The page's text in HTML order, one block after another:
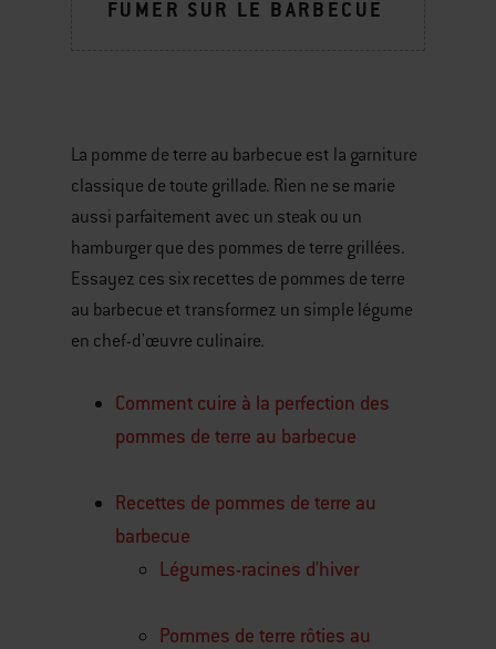
FUMER SUR LE BARBECUE
La pomme de terre au barbecue est la garniture
classique de toute grillade. Rien ne se marie
aussi parfaitement avec un steak ou un
hamburger que des pommes de terre grillées.
Essayez ces six recettes de pommes de terre
au barbecue et transformez un simple légume
en chef-d'œuvre culinaire.
Comment cuire à la perfection des
pommes de terre au barbecue
Recettes de pommes de terre au
barbecue
Légumes-racines d'hiver
Pommes de terre rôties au